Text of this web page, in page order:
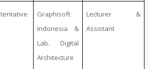
tentative
Graphisoft
Indonesia &
Lab. Digital
Architecture
Lecturer &
Assistant